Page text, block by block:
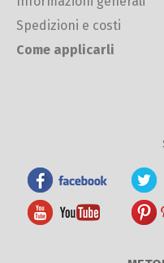
Spedizioni e costi
Come applicarli